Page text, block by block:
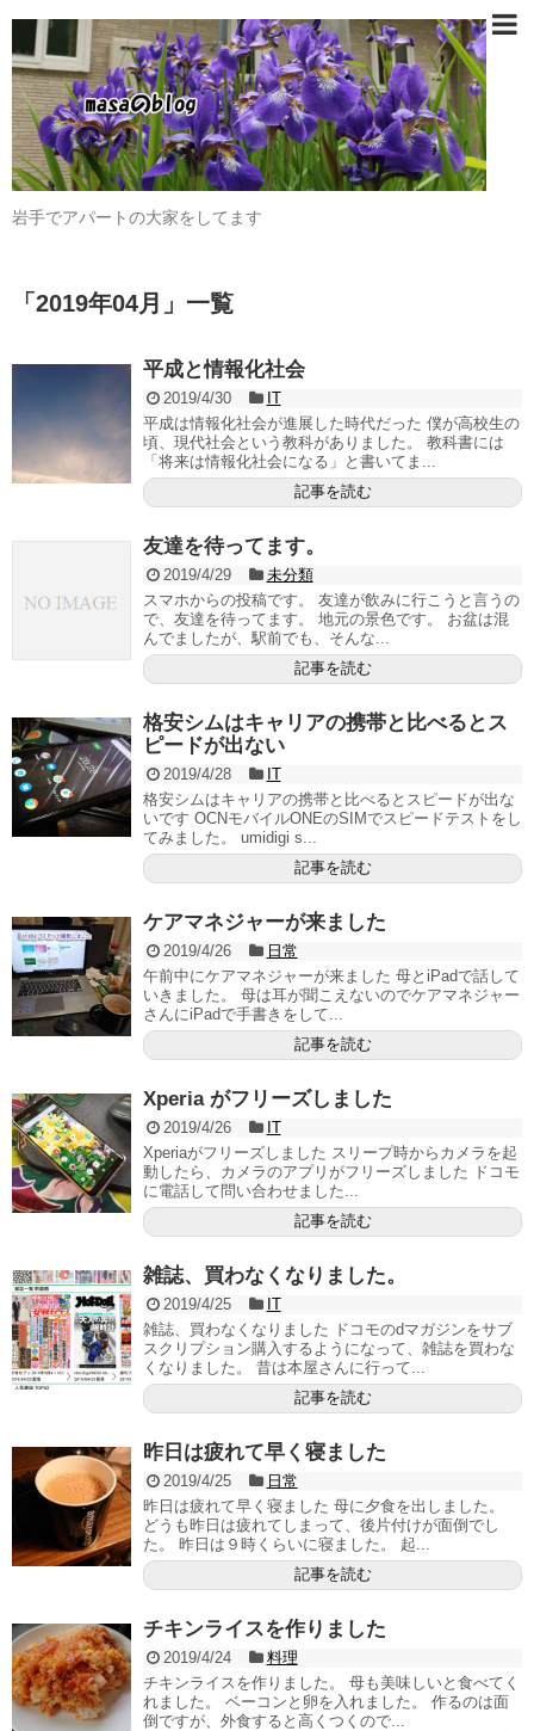
岩手でアパートの大家をしてます
「2019年04月 」 一覧
平成と情報化社会
2019/4/30
IT
平成は情報化社会が進展した時代だった 僕が高校生の
頃、現代社会という教科がありました。 教科書には
「将来は情報化社会になる」と書いてま...
記事を読む
友達を待ってます。
2019/4/29
未分類
スマホからの投稿です。 友達が飲みに行こうと言うの
で、友達を待ってます。 地元の景色です。 お盆は混
んでましたが、駅前でも、そんな...
記事を読む
格安シムはキャリアの携帯と比べるとス
ピードが出ない
2019/4/28
IT
格安シムはキャリアの携帯と比べるとスピードが出な
いです OCNモバイルONEのSIMでスピードテストをし
てみました。 umidigi s...
記事を読む
ケアマネジャーが来ました
2019/4/26
日常
午前中にケアマネジャーが来ました 母とiPadで話して
いきました。 母は耳が聞こえないのでケアマネジャー
さんにiPadで手書きをして...
記事を読む
Xperia がフリーズしました
2019/4/26
IT
Xperiaがフリーズしました スリープ時からカメラを起
動したら、カメラのアプリがフリーズしました ドコモ
に電話して問い合わせました...
記事を読む
雑誌、買わなくなりました。
2019/4/25
IT
雑誌、買わなくなりました ドコモのdマガジンをサブ
スクリプション購入するようになって、雑誌を買わな
くなりました。 昔は本屋さんに行って...
記事を読む
昨日は疲れて早く寝ました
2019/4/25
日常
昨日は疲れて早く寝ました 母に夕食を出しました。
どうも昨日は疲れてしまって、後片付けが面倒でし
た。 昨日は９時くらいに寝ました。 起...
記事を読む
チキンライスを作りました
2019/4/24
料理
チキンライスを作りました。 母も美味しいと食べてく
れました。 ベーコンと卵を入れました。 作るのは面
倒ですが、外食すると高くつくので...